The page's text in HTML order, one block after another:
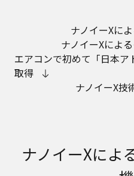
ナノイーXに
ナノイーXによ
エアコンで初めて「日本
取得
ナノイーX技
ナノイーXによ